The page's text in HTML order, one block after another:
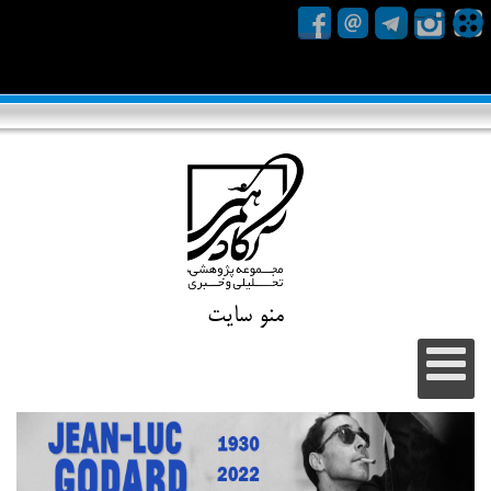
منو سایت